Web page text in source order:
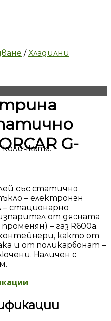
/ Хладилни
G-
със статично
– електронен
стационарно
от дясната
– газ R600a.
както от
и от поликарбонат –
Наличен с